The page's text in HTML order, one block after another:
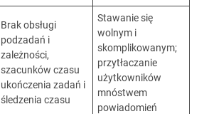
Brak obsługi
podzadań i
zależności,
szacunków czasu
ukończenia zadań i
śledzenia czasu
Stawanie się
wolnym i
skomplikowanym;
przytłaczanie
użytkowników
mnóstwem
powiadomień